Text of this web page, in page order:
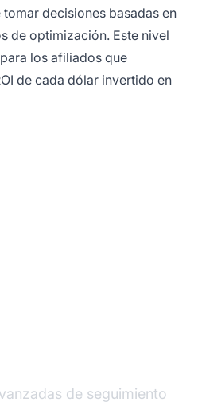
decisiones basadas en
de optimización. Este nivel
los afiliados que
de cada dólar invertido en
de seguimiento